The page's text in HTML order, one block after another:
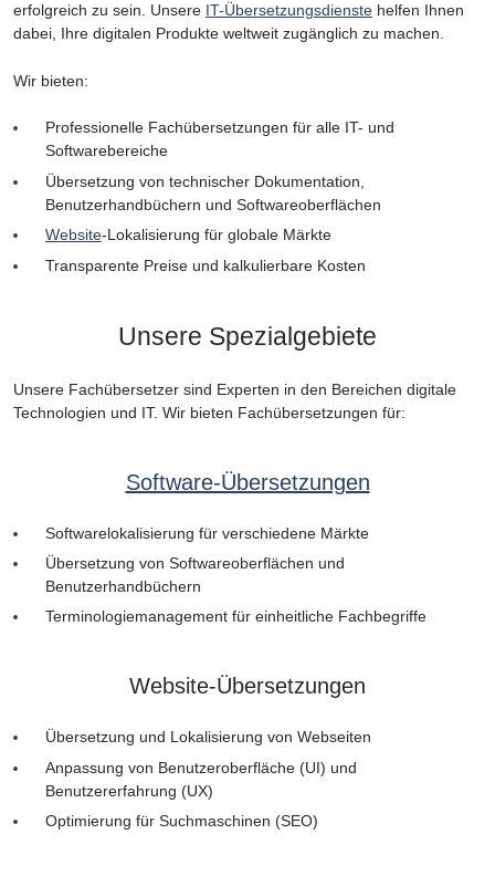
erfolgreich zu sein. Unsere IT-Übersetzungsdienste helfen Ihnen
dabei, Ihre digitalen Produkte weltweit zugänglich zu machen.
Wir bieten:
Professionelle Fachübersetzungen für alle IT- und
Softwarebereiche
Übersetzung von technischer Dokumentation,
Benutzerhandbüchern und Softwareoberflächen
Website-Lokalisierung für globale Märkte
Transparente Preise und kalkulierbare Kosten
Unsere Spezialgebiete
Unsere Fachübersetzer sind Experten in den Bereichen digitale
Technologien und IT. Wir bieten Fachübersetzungen für:
Software-Übersetzungen
Softwarelokalisierung für verschiedene Märkte
Übersetzung von Softwareoberflächen und
Benutzerhandbüchern
Terminologiemanagement für einheitliche Fachbegriffe
Website-Übersetzungen
Übersetzung und Lokalisierung von Webseiten
Anpassung von Benutzeroberfläche (UI) und
Benutzererfahrung (UX)
Optimierung für Suchmaschinen (SEO)